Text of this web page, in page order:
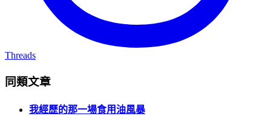
Threads
同類文章
我經歷的那一場食用油風暴